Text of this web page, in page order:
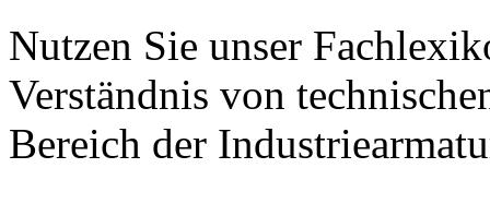
Nutzen Sie unser
Verständnis von
Bereich der